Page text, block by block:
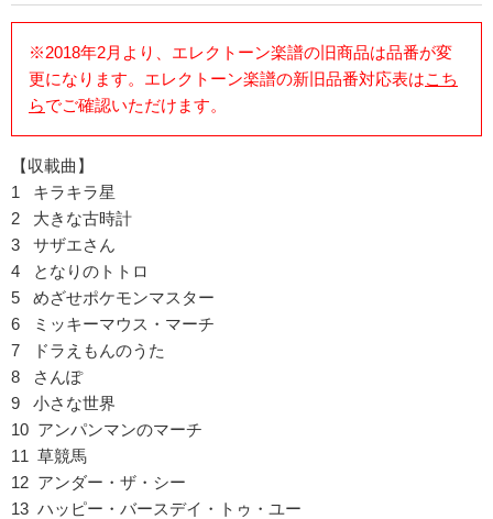
※2018年2月より、エレクトーン楽譜の旧商品は品番が変
更になります。エレクトーン楽譜の新旧品番対応表はこち
らでご確認いただけます。
【収載曲】
1 キラキラ星
2 大きな古時計
3 サザエさん
4 となりのトトロ
5 めざせポケモンマスター
6 ミッキーマウス・マーチ
7 ドラえもんのうた
8 さんぽ
9 小さな世界
10 アンパンマンのマーチ
11 草競馬
12 アンダー・ザ・シー
13 ハッピー・バースデイ・トゥ・ユー